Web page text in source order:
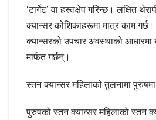
‘टार्गेट’ वा हस्तक्षेप गरिन्छ। लक्षित
क्यान्सर कोशिकाहरूमा मात्र काम
क्यान्सरको उपचार अवस्थाको आधारमा
मार्फत गर्छन्।
स्तन क्यान्सर महिलाको तुलनामा
पुरुषको स्तन क्यान्सर महिलाको स्तन